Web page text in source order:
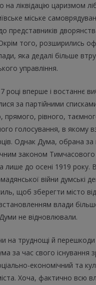
на ліквідацію царизмом
міське
представників
того, розширились
яка дедалі більше
управління.
році вперше і востаннє
за партійними
прямого, рівного,
голосування, в якому
Однак Дума, обрана
законом Тимчасового
лише до осені 1919 року. В
війни думські
щоб зберегти місто
влади
Думи не відновлювали.
на труднощі й перешкоди
за час свого існування
економічний та
Хоча, фактично всю